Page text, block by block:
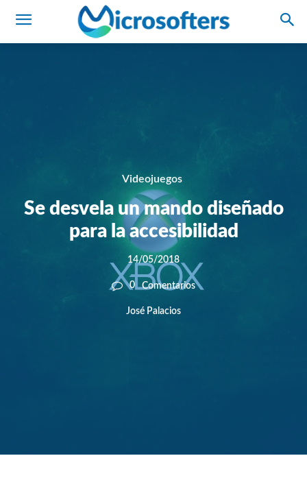
Videojuegos
Se desvela un mando diseñado
para la accesibilidad
14/05/2018
0 Comentarios
José Palacios